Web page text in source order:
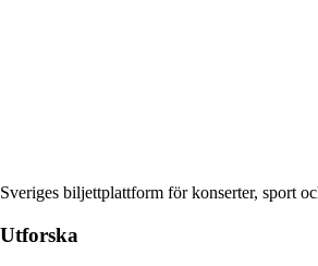
Sveriges biljettplattform för konserter, sport
Utforska